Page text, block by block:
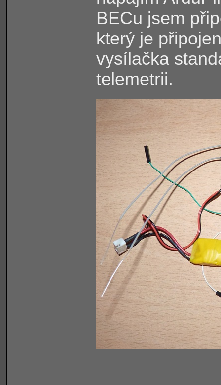
BECu jsem
který je
vysílačka
telemetrii.